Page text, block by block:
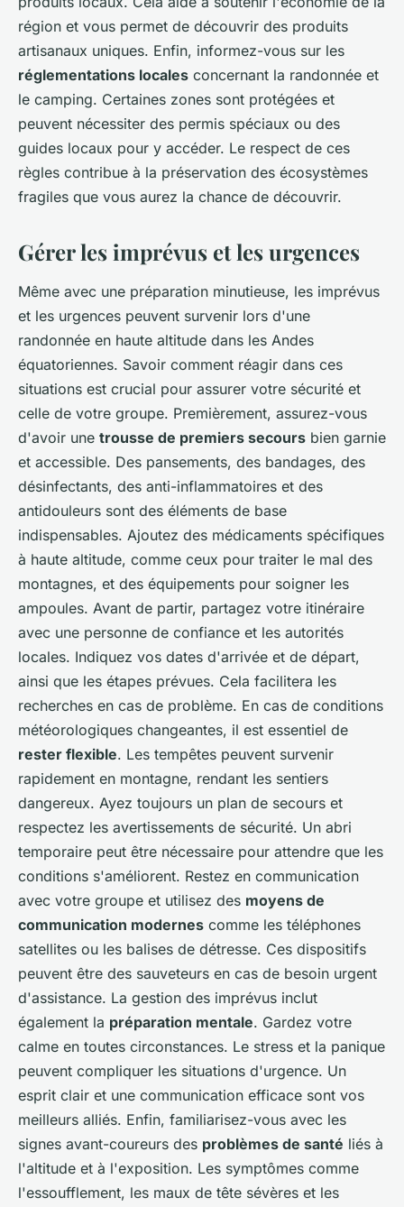
région et vous permet de découvrir des produits
artisanaux uniques. Enfin, informez-vous sur les
réglementations locales concernant la randonnée et
le camping. Certaines zones sont protégées et
peuvent nécessiter des permis spéciaux ou des
guides locaux pour y accéder. Le respect de ces
règles contribue à la préservation des écosystèmes
fragiles que vous aurez la chance de découvrir.
Gérer les imprévus et les urgences
Même avec une préparation minutieuse, les imprévus
et les urgences peuvent survenir lors d'une
randonnée en haute altitude dans les Andes
équatoriennes. Savoir comment réagir dans ces
situations est crucial pour assurer votre sécurité et
celle de votre groupe. Premièrement, assurez-vous
d'avoir une trousse de premiers secours bien garnie
et accessible. Des pansements, des bandages, des
désinfectants, des anti-inflammatoires et des
antidouleurs sont des éléments de base
indispensables. Ajoutez des médicaments spécifiques
à haute altitude, comme ceux pour traiter le mal des
montagnes, et des équipements pour soigner les
ampoules. Avant de partir, partagez votre itinéraire
avec une personne de confiance et les autorités
locales. Indiquez vos dates d'arrivée et de départ,
ainsi que les étapes prévues. Cela facilitera les
recherches en cas de problème. En cas de conditions
météorologiques changeantes, il est essentiel de
rester flexible. Les tempêtes peuvent survenir
rapidement en montagne, rendant les sentiers
dangereux. Ayez toujours un plan de secours et
respectez les avertissements de sécurité. Un abri
temporaire peut être nécessaire pour attendre que les
conditions s'améliorent. Restez en communication
avec votre groupe et utilisez des moyens de
communication modernes comme les téléphones
satellites ou les balises de détresse. Ces dispositifs
peuvent être des sauveteurs en cas de besoin urgent
d'assistance. La gestion des imprévus inclut
également la préparation mentale. Gardez votre
calme en toutes circonstances. Le stress et la panique
peuvent compliquer les situations d'urgence. Un
esprit clair et une communication efficace sont vos
meilleurs alliés. Enfin, familiarisez-vous avec les
signes avant-coureurs des problèmes de santé liés à
l'altitude et à l'exposition. Les symptômes comme
l'essoufflement, les maux de tête sévères et les